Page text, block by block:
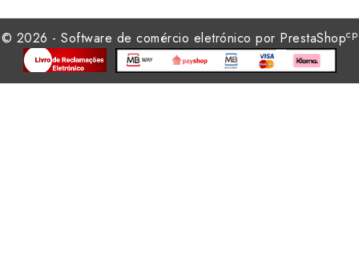
© 2026 - Software de comércio eletrónico por PrestaShopcp